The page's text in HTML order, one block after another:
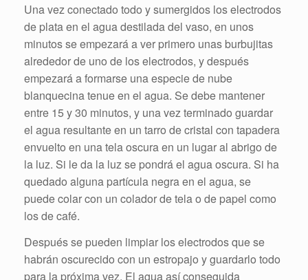
Una vez conectado todo y sumergidos los electrodos
de plata en el agua destilada del vaso, en unos
minutos se empezará a ver primero unas burbujitas
alrededor de uno de los electrodos, y después
empezará a formarse una especie de nube
blanquecina tenue en el agua. Se debe mantener
entre 15 y 30 minutos, y una vez terminado guardar
el agua resultante en un tarro de cristal con tapadera
envuelto en una tela oscura en un lugar al abrigo de
la luz. Si le da la luz se pondrá el agua oscura. Si ha
quedado alguna partícula negra en el agua, se
puede colar con un colador de tela o de papel como
los de café.
Después se pueden limpiar los electrodos que se
habrán oscurecido con un estropajo y guardarlo todo
para la próxima vez. El agua así conseguida